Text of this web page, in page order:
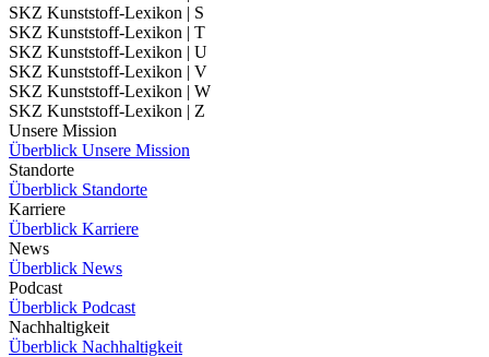
SKZ Kunststoff-Lexikon | S
SKZ Kunststoff-Lexikon | T
SKZ Kunststoff-Lexikon | U
SKZ Kunststoff-Lexikon | V
SKZ Kunststoff-Lexikon | W
SKZ Kunststoff-Lexikon | Z
Unsere Mission
Überblick Unsere Mission
Standorte
Überblick Standorte
Karriere
Überblick Karriere
News
Überblick News
Podcast
Überblick Podcast
Nachhaltigkeit
Überblick Nachhaltigkeit